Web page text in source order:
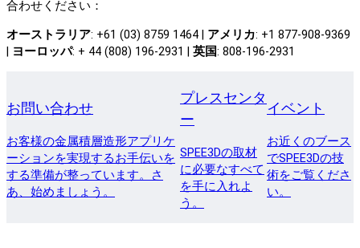
合わせください：
オーストラリア: +61 (03) 8759 1464 | アメリカ: +1 877-908-9369
ヨーロッパ: + 44 (808) 196-2931 | 英国: 808-196-2931
お問い合わせ
お客様の金属積層造形アプリケ
ーションを実現するお手伝いを
する準備が整っています。さ
あ、始めましょう。
プレスセンタ
ー
SPEE3Dの取材
に必要なすべて
を手に入れよ
う。
イベント
お近くのブース
でSPEE3Dの技
術をご覧くださ
い。